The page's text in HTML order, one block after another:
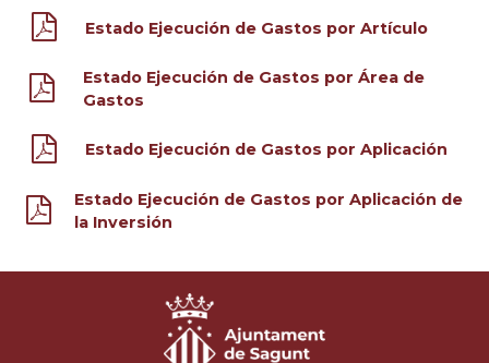
Estado Ejecución de Gastos por Artículo
Estado Ejecución de Gastos por Área de
Gastos
Estado Ejecución de Gastos por Aplicación
Estado Ejecución de Gastos por Aplicación de
la Inversión